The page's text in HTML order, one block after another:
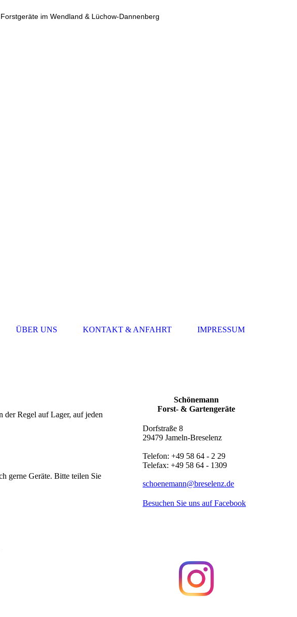
im Wendland & Lüchow-Dannenberg
ÜBER UNS KONTAKT & ANFAHRT IMPRESSUM
Regel auf Lager, auf jeden
gerne Geräte. Bitte teilen Sie
Schönemann
Forst- & Gartengeräte
Dorfstraße 8
29479 Jameln-Breselenz
Telefon: +49 58 64 - 2 29
Telefax: +49 58 64 - 1309
schoenemann@breselenz.de
Besuchen Sie uns auf Facebook